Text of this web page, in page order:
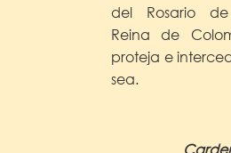
del Rosario
Reina de
proteja e
sea.